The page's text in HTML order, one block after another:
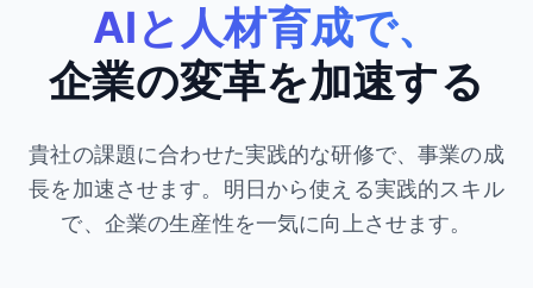
AIと人材育成で、
企業の変革を加速する
貴社の課題に合わせた実践的な研修で、事業の成
長を加速させます。 明日から使える実践的スキル
で、企業の生産性を一気に向上させます。